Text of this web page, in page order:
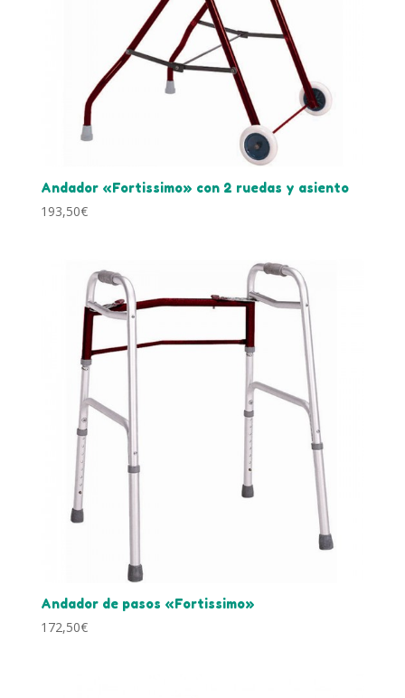
Andador «Fortissimo» con 2 ruedas y asiento
193,50€
Andador de pasos «Fortissimo»
172,50€